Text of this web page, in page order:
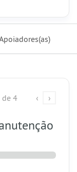
de 4 ‹ ›